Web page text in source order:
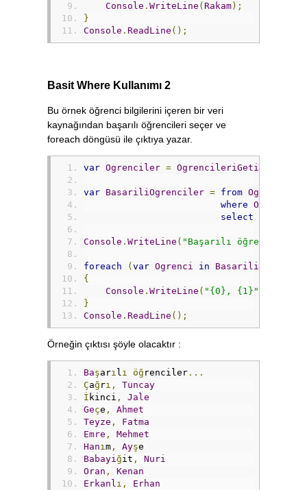
Console . WriteLine ( Rakam);
}
Console . ReadLine ();
Basit Where Kullanımı 2
Bu örnek öğrenci bilgilerini içeren bir veri
kaynağından başarılı öğrencileri seçer ve
foreach döngüsü ile çıktıya yazar.
var Ogrenciler = OgrencileriGetir
var BasariliOgrenciler = from Ogrenci
where Ogrenci
select
Console . WriteLine ( "Başarılı
foreach ( var Ogrenci in
{
Console . WriteLine ( "{0}, {1}"
}
Console . ReadLine ();
Örneğin çıktısı şöyle olacaktır :
Başarı lı öğ renciler ...
Çağ rı,
Tuncay
İ kinci ,
Jale
Geçe ,
Ahmet
Teyze ,
Fatma
Emre ,
Mehmet
Hanım , Ayşe
Babayiğit ,
Nuri
Oran ,
Kenan
Erkanlı,
Erhan